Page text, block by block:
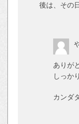
後は、その
ありが
しっか
カンダ